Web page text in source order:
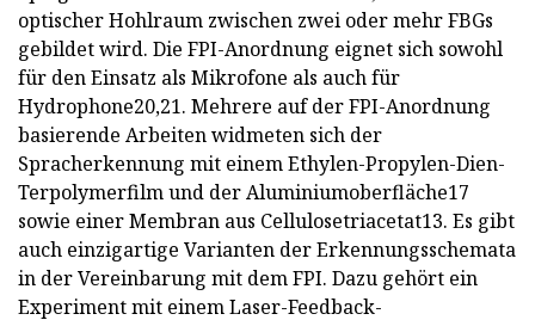
optischer Hohlraum zwischen zwei oder mehr FBGs
gebildet wird. Die FPI-Anordnung eignet sich sowohl
für den Einsatz als Mikrofone als auch für
Hydrophone20,21. Mehrere auf der FPI-Anordnung
basierende Arbeiten widmeten sich der
Spracherkennung mit einem Ethylen-Propylen-Dien-
Terpolymerfilm und der Aluminiumoberfläche17
sowie einer Membran aus Cellulosetriacetat13. Es gibt
auch einzigartige Varianten der Erkennungsschemata
in der Vereinbarung mit dem FPI. Dazu gehört ein
Experiment mit einem Laser-Feedback-